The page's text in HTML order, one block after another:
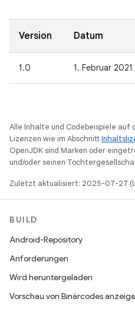
Version Datum
1.0 1. Februar 2021
Alle Inhalte und Codebeispiele
Lizenzen wie im Abschnitt
OpenJDK sind Marken oder
und/oder seinen
Zuletzt aktualisiert: 2025-07-27
BUILD
Android-Repository
Anforderungen
Wird heruntergeladen
Vorschau von Binärcodes